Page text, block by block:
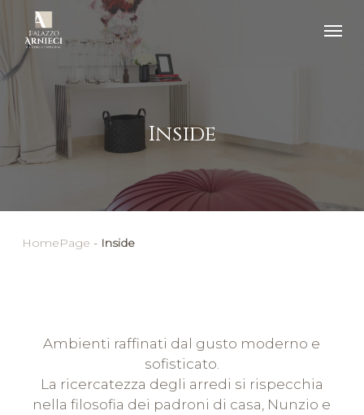
Inside
HomePage - Inside
Ambienti raffinati dal gusto moderno e
sofisticato.
La ricercatezza degli arredi si rispecchia
nella filosofia dei padroni di casa, Nunzio e